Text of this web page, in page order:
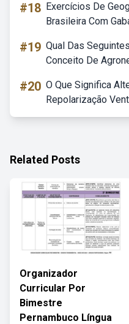
#18 Exercícios De
Brasileira Com
#19 Qual Das
Conceito De
#20 O Que Significa
Repolarização
Related Posts
Organizador
Curricular Por
Bimestre
Pernambuco Língua